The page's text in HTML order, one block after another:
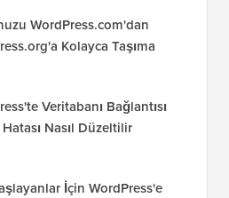
WordPress.com'dan
Kolayca Taşıma
Veritabanı Bağlantısı
Nasıl Düzeltilir
İçin WordPress'e